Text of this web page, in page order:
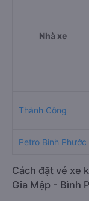
Nhà xe
Thành Công
Petro Bình Phước
Cách đặt vé xe
Gia Mập - Bình